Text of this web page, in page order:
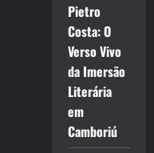
Pietro
Costa: O
Verso Vivo
da Imersão
Literária
em
Camboriú